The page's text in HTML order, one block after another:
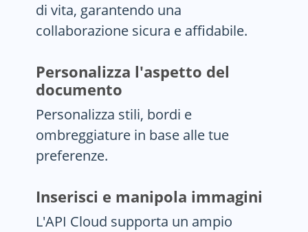
di vita, garantendo una
collaborazione sicura e affidabile.
Personalizza l'aspetto del
documento
Personalizza stili, bordi e
ombreggiature in base alle tue
preferenze.
Inserisci e manipola immagini
L'API Cloud supporta un ampio